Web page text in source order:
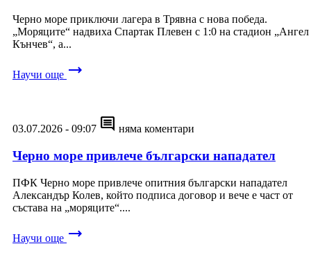
Черно море приключи лагера в Трявна с нова победа.
„Моряците“ надвиха Спартак Плевен с 1:0 на стадион „Ангел
Кънчев“, а...
Научи още trending_flat
03.07.2026 - 09:07 comment няма коментари
Черно море привлече български нападател
ПФК Черно море привлече опитния български нападател
Александър Колев, който подписа договор и вече е част от
състава на „моряците“....
Научи още trending_flat